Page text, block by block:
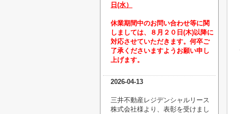
日(水）
休業期間中のお問い合わせ等に関
しましては、８月２０日(木)以降に
対応させていただきます。 何卒ご
了承くださいますようお願い申し
上げます。
2026-04-13
三井不動産レジデンシャルリース
株式会社様より、表彰を受けまし